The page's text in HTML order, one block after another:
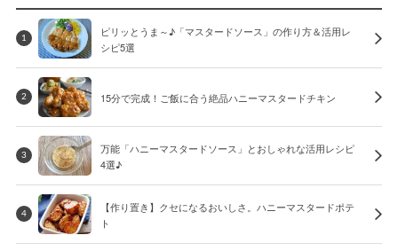
1
ピリッとうま～♪「マスタードソース」の作り方＆活用レ
シピ5選
2 15分で完成！ご飯に合う絶品ハニーマスタードチキン
3
万能「ハニーマスタードソース」とおしゃれな活用レシピ
4選♪
4
【作り置き】クセになるおいしさ。ハニーマスタードポテ
ト